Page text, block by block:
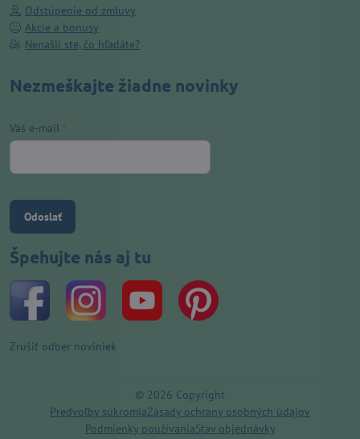
Odstúpenie od zmluvy
Akcie a bonusy
Nenašli ste, čo hľadáte?
Nezmeškajte žiadne novinky
Váš e-mail *
Odoslať
Špehujte nás aj tu
Zrušiť odber noviniek
© 2026 Copyright
Predvoľby súkromiaZásady ochrany osobných údajov
Podmienky používaniaStav objednávky